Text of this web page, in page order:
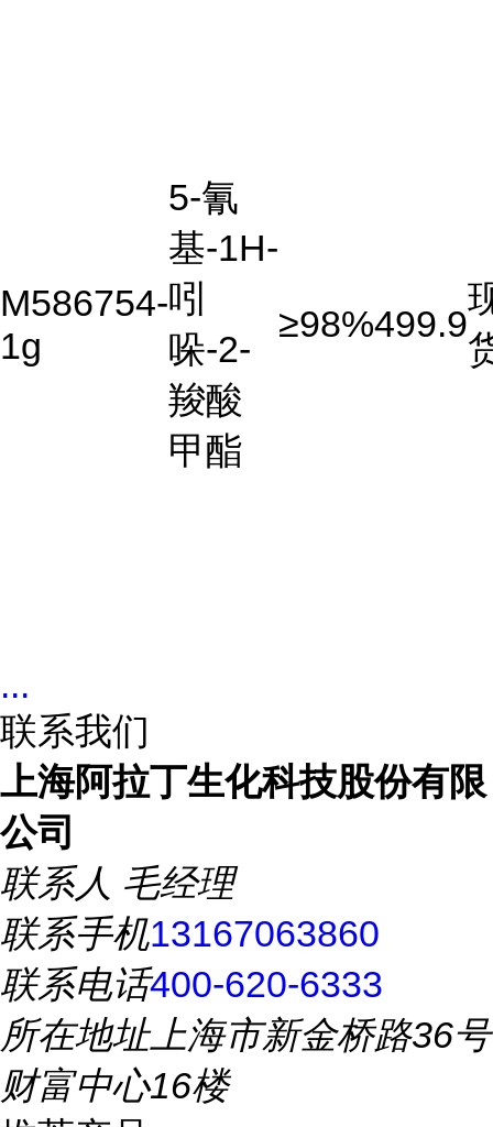
M586754-
1g
5-氰
基-1H-
吲
哚-2-
羧酸
甲酯
≥98%499.9
...
联系我们
上海阿拉丁生化科技股份有限
公司
联系人 毛经理
联系手机13167063860
联系电话400-620-6333
所在地址上海市新金桥路36号
财富中心16楼